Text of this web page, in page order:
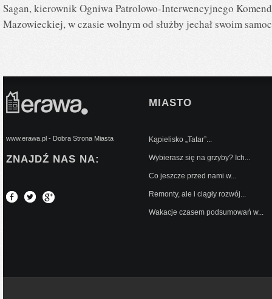
Sagan, kierownik Ogniwa Patrolowo-Interwencyjnego
Mazowieckiej, w czasie wolnym od służby jechał swoim
www.erawa.pl - Dobra Strona Miasta
ZNAJDŹ NAS NA:
MIASTO
Kąpielisko „Tatar”...
Wybierasz się na grzyby? Ich...
Co jeszcze przed nami w...
Remonty, ale i ciągły rozwój...
Wakacje czasem podsumowań w...